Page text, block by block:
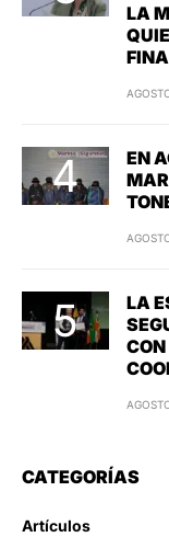
LA
EN
LA
CATEGORÍAS
Artículos